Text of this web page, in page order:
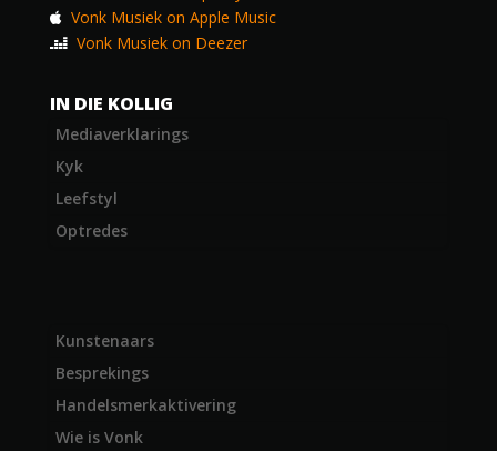
Vonk Musiek on Apple Music
Vonk Musiek on Deezer
IN DIE KOLLIG
Mediaverklarings
Kyk
Leefstyl
Optredes
Kunstenaars
Besprekings
Handelsmerkaktivering
Wie is Vonk